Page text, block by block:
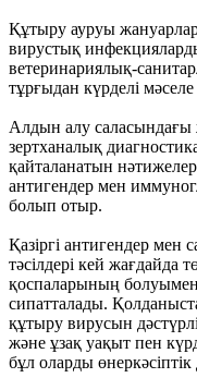
Құтыру ауруы
вирустық
ветеринариялық-
тұрғыдан күрделі
Алдын алу саласындағы
зертханалық
қайталанатын
антигендер мен
болып отыр.
Қазіргі антигендер мен
тәсілдері кей
қоспаларының
сипатталады.
құтыру вирусын
және ұзақ уақыт пен
бұл оларды